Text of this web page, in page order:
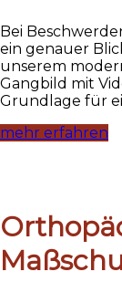
Bei
ein genauer
unserem
Gangbild mit
Grundlage für
mehr erfahren